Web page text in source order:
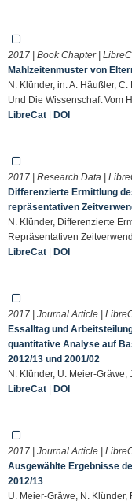
2017 | Book Chapter |
Mahlzeitenmuster von
N. Klünder, in: A. Häußler,
Und Die Wissenschaft Vom
LibreCat | DOI
2017 | Research Data |
Differenzierte Ermittlung
repräsentativen
N. Klünder, Differenzierte
Repräsentativen
LibreCat | DOI
2017 | Journal Article |
Essalltag und
quantitative Analyse auf
2012/13 und 2001/02
N. Klünder, U. Meier-Gräwe,
LibreCat | DOI
2017 | Journal Article |
Ausgewählte Ergebnisse
2012/13
U. Meier-Gräwe, N.